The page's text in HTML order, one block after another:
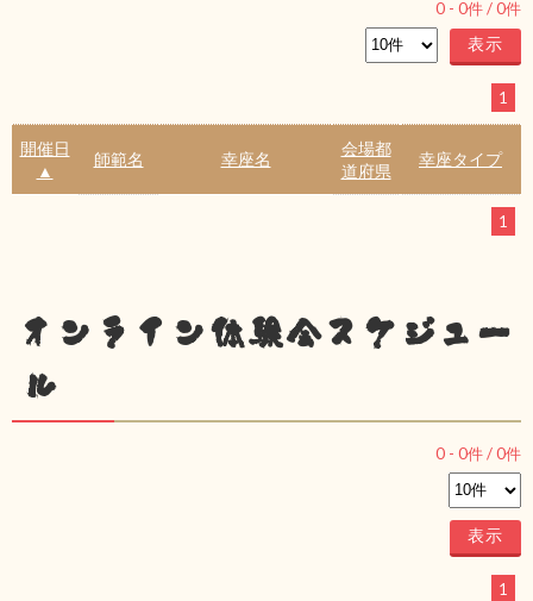
0 - 0件 /0件
1
開催日
▲
師範名 幸座名
会場都
道府県
幸座タイプ
1
オンライン体験会スケジュー
ル
0 - 0件 /0件
1